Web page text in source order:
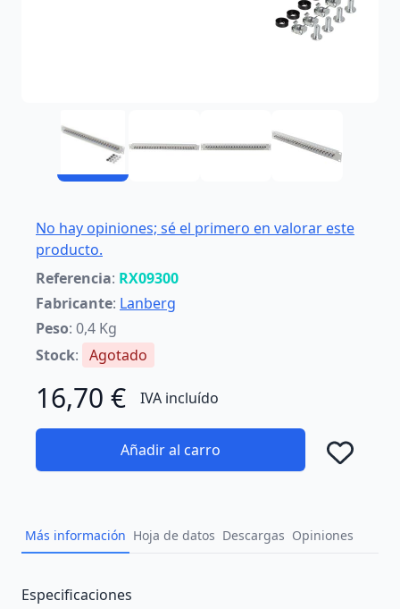
No hay opiniones; sé el primero en valorar este
producto.
Referencia: RX09300
Fabricante: Lanberg
Peso: 0,4 Kg
Stock: Agotado
16,70 € IVA incluído
Añadir al carro
Más información Hoja de datos Descargas Opiniones
Description
Especificaciones